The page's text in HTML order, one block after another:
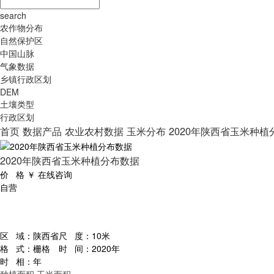
search
农作物分布
自然保护区
中国山脉
气象数据
乡镇行政区划
DEM
土壤类型
行政区划
首页 数据产品 农业农村数据 玉米分布 2020年陕西省玉米种植
2020年陕西省玉米种植分布数据
价 格 ￥ 在线咨询
自营
区 域： 陕西省尺 度： 10米
格 式： 栅格 时 间： 2020年
时 相： 年